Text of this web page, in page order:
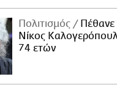
Πολιτισμός
Πέθανε
Νίκος
74 ετών